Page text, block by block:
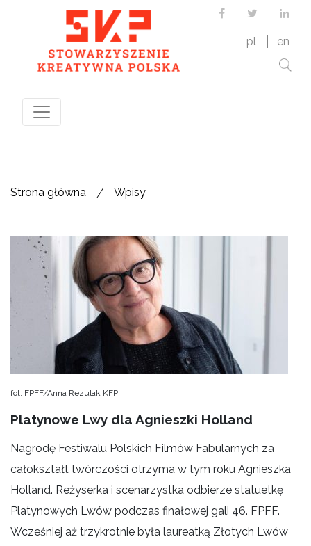
FacebookTwitter
pl en
Strona główna / Wpisy
fot. FPFF/Anna Rezulak KFP
Platynowe Lwy dla Agnieszki Holland
Nagrodę Festiwalu Polskich Filmów Fabularnych za
całokształt twórczości otrzyma w tym roku Agnieszka
Holland. Reżyserka i scenarzystka odbierze statuetkę
Platynowych Lwów podczas finałowej gali 46. FPFF.
Wcześniej aż trzykrotnie była laureatką Złotych Lwów